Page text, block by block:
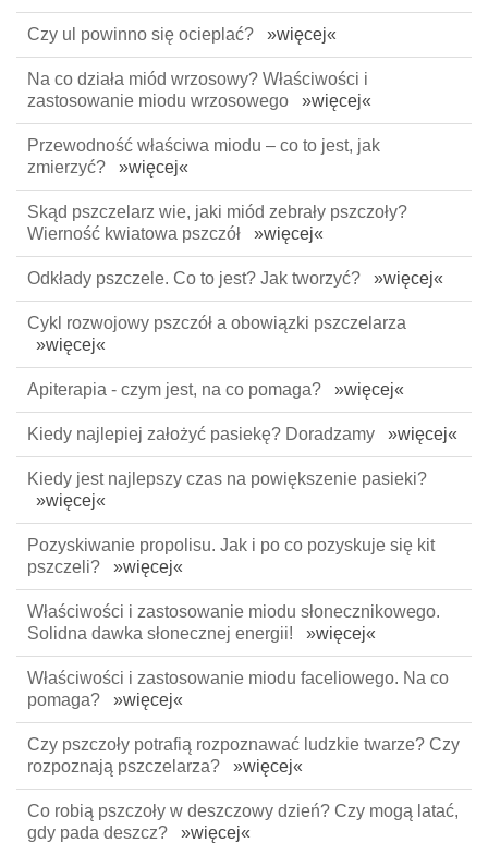
Czy ul powinno się ocieplać? »więcej«
Na co działa miód wrzosowy? Właściwości i
zastosowanie miodu wrzosowego »więcej«
Przewodność właściwa miodu – co to jest, jak
zmierzyć? »więcej«
Skąd pszczelarz wie, jaki miód zebrały pszczoły?
Wierność kwiatowa pszczół »więcej«
Odkłady pszczele. Co to jest? Jak tworzyć? »więcej«
Cykl rozwojowy pszczół a obowiązki pszczelarza
»więcej«
Apiterapia - czym jest, na co pomaga? »więcej«
Kiedy najlepiej założyć pasiekę? Doradzamy »więcej«
Kiedy jest najlepszy czas na powiększenie pasieki?
»więcej«
Pozyskiwanie propolisu. Jak i po co pozyskuje się kit
pszczeli? »więcej«
Właściwości i zastosowanie miodu słonecznikowego.
Solidna dawka słonecznej energii! »więcej«
Właściwości i zastosowanie miodu faceliowego. Na co
pomaga? »więcej«
Czy pszczoły potrafią rozpoznawać ludzkie twarze? Czy
rozpoznają pszczelarza? »więcej«
Co robią pszczoły w deszczowy dzień? Czy mogą latać,
gdy pada deszcz? »więcej«